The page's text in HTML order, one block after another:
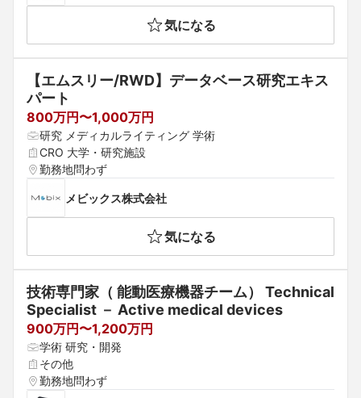
気になる
【エムスリー/RWD】データベース研究エキス
パート
800万円〜1,000万円
研究 メディカルライティング 学術
CRO 大学・研究施設
勤務地問わず
メビックス株式会社
気になる
技術専門家（ 能動医療機器チーム） Technical
Specialist － Active medical devices
900万円〜1,200万円
学術 研究・開発
その他
勤務地問わず